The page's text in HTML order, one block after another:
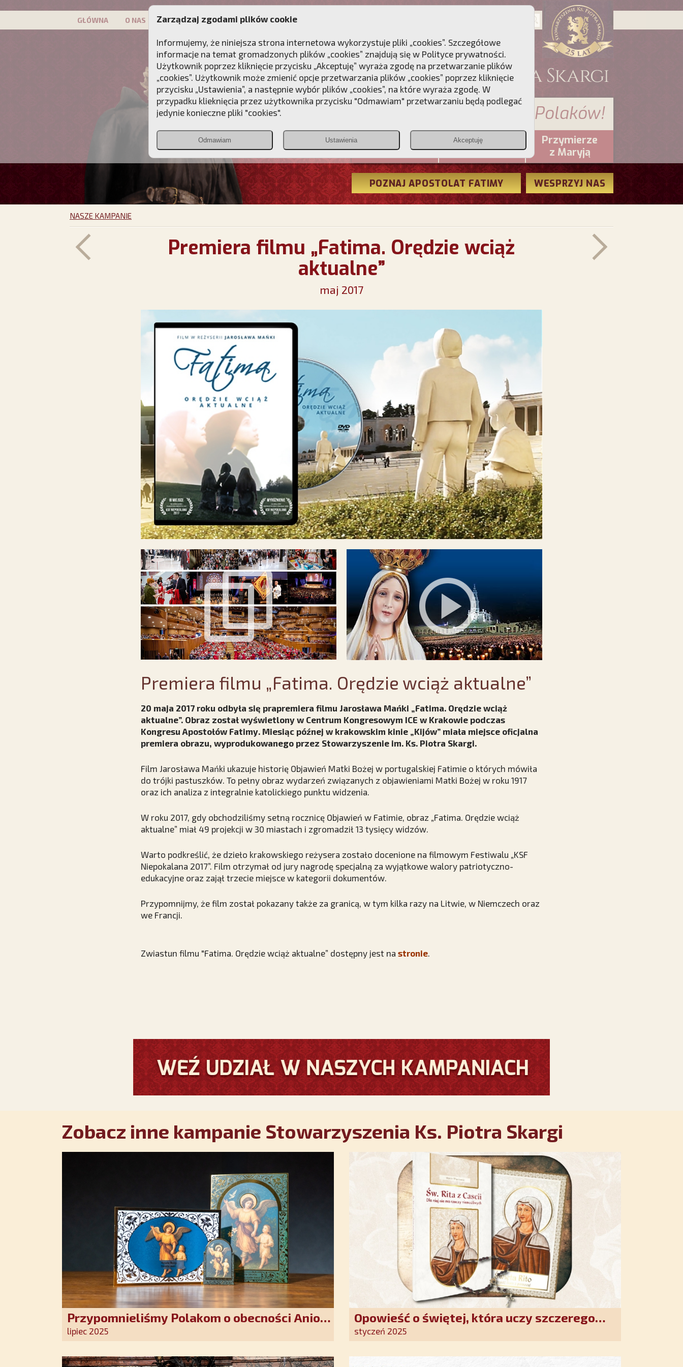
GŁÓWNA O NAS PATRON KAMPANIE DLA DUSZY
Przebudźmy sumienia Polaków!
Christiana
PCh24.pl
Przymierze
z Maryją
POZNAJ APOSTOLAT FATIMY WESPRZYJ NAS
NASZE KAMPANIE
Premiera filmu „Fatima. Orędzie wciąż
aktualne”
maj 2017
Premiera filmu „Fatima. Orędzie wciąż aktualne”
20 maja 2017 roku odbyła się prapremiera filmu Jarosława Mańki „Fatima. Orędzie wciąż
aktualne”. Obraz został wyświetlony w Centrum Kongresowym ICE w Krakowie podczas
Kongresu Apostołów Fatimy. Miesiąc późnej w krakowskim kinie „Kijów” miała miejsce oficjalna
premiera obrazu, wyprodukowanego przez Stowarzyszenie im. Ks. Piotra Skargi.
Film Jarosława Mańki ukazuje historię Objawień Matki Bożej w portugalskiej Fatimie o których mówiła
do trójki pastuszków. To pełny obraz wydarzeń związanych z objawieniami Matki Bożej w roku 1917
oraz ich analiza z integralnie katolickiego punktu widzenia.
W roku 2017, gdy obchodziliśmy setną rocznicę Objawień w Fatimie, obraz „Fatima. Orędzie wciąż
aktualne” miał 49 projekcji w 30 miastach i zgromadził 13 tysięcy widzów.
Warto podkreślić, że dzieło krakowskiego reżysera zostało docenione na filmowym Festiwalu „KSF
Niepokalana 2017”. Film otrzymał od jury nagrodę specjalną za wyjątkowe walory patriotyczno-
edukacyjne oraz zajął trzecie miejsce w kategorii dokumentów.
Przypomnijmy, że film został pokazany także za granicą, w tym kilka razy na Litwie, w Niemczech oraz
we Francji.
Zwiastun filmu "Fatima. Orędzie wciąż aktualne” dostępny jest na stronie
Zobacz inne kampanie Stowarzyszenia Ks. Piotra Skargi
Przypomnieliśmy Polakom o obecności Anioła
Stróża!
lipiec 2025
Opowieść o świętej, która uczy szczerego
oddania się Bogu. Duchowe wzmocnienie i
styczeń 2025
Zarządzaj zgodami plików cookie
Informujemy, że niniejsza strona internetowa wykorzystuje pliki „cookies”. Szczegółowe
informacje na temat gromadzonych plików „cookies” znajdują się w Polityce prywatności.
Użytkownik poprzez kliknięcie przycisku „Akceptuję” wyraża zgodę na przetwarzanie plików
„cookies”. Użytkownik może zmienić opcje przetwarzania plików „cookies” poprzez kliknięcie
przycisku „Ustawienia”, a następnie wybór plików „cookies”, na które wyraża zgodę. W
przypadku klieknięcia przez użytkownika przycisku "Odmawiam" przetwarzaniu będą podlegać
jedynie konieczne pliki "cookies".
Odmawiam Ustawienia Akceptuję